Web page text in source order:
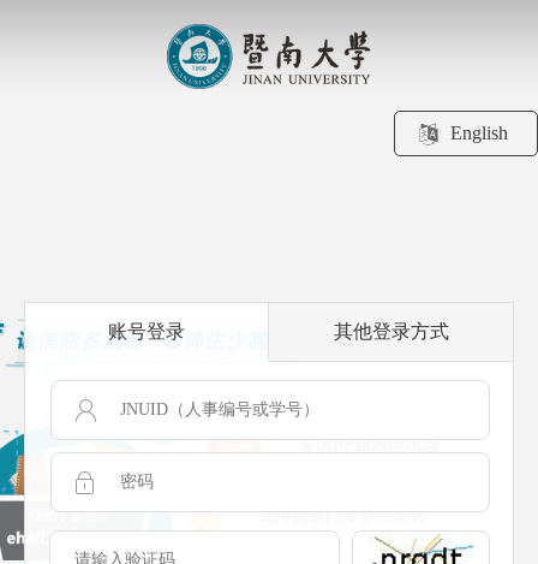
English
账号登录 其他登录方式